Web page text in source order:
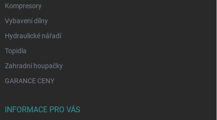
Kompresory
Vybavení dílny
Hydraulické nářadí
Topidla
Zahradní houpačky
GARANCE CENY
INFORMACE PRO VÁS